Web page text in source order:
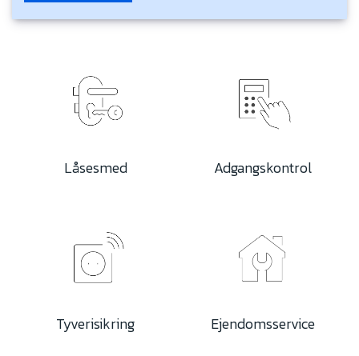
Låsesmed Adgangskontrol
Tyverisikring Ejendomsservice